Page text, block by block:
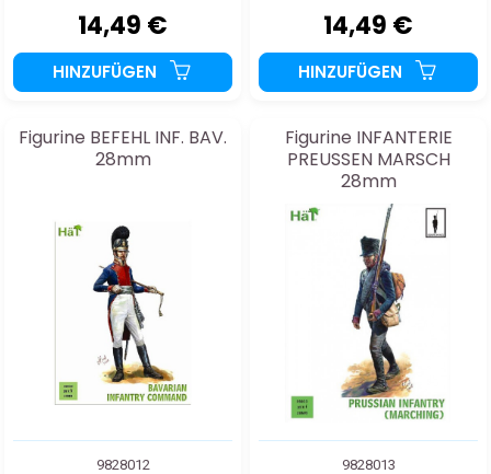
14,49 €
HINZUFÜGEN
14,49 €
HINZUFÜGEN
Figurine BEFEHL INF. BAV.
28mm
9828012
Figurine INFANTERIE
PREUSSEN MARSCH
28mm
9828013